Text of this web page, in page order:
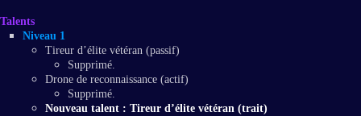
Talents
Niveau 1
Tireur d’élite vétéran (passif)
Supprimé.
Drone de reconnaissance (actif)
Supprimé.
Nouveau talent : Tireur d’élite vétéran (trait)